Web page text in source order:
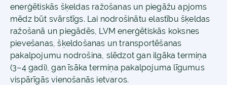
enerģētiskās šķeldas ražošanas un piegāžu apjoms
mēdz būt svārstīgs. Lai nodrošinātu elastību šķeldas
ražošanā un piegādēs, LVM enerģētiskās koksnes
pievešanas, šķeldošanas un transportēšanas
pakalpojumu nodrošina, slēdzot gan ilgāka termiņa
(3–4 gadi), gan īsāka termiņa pakalpojuma līgumus
vispārīgās vienošanās ietvaros.